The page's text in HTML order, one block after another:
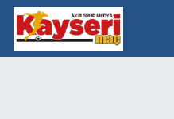
EĞİTİM
Nöbetçi Eczaneler